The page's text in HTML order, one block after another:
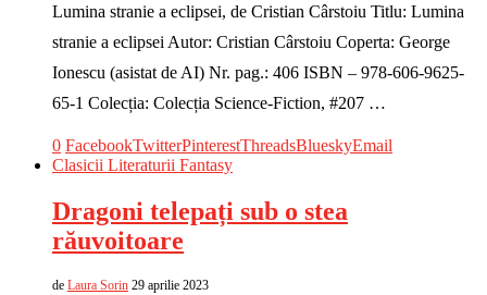
Lumina stranie a eclipsei, de Cristian Cârstoiu Titlu: Lumina
stranie a eclipsei Autor: Cristian Cârstoiu Coperta: George
Ionescu (asistat de AI) Nr. pag.: 406 ISBN – 978-606-9625-
65-1 Colecția: Colecția Science-Fiction, #207 …
0 FacebookTwitterPinterestThreadsBlueskyEmail
Clasicii Literaturii Fantasy
Dragoni telepați sub o stea
răuvoitoare
de Laura Sorin 29 aprilie 2023